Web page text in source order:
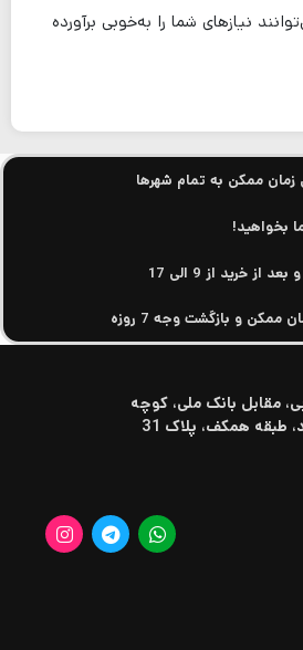
نیازهای شما را به‌خوبی برآورده
زمان ممکن به تمام شهرها
بخواهید!
خرید از 9 الی 17
و بازگشت وجه 7 روزه
مقابل بانک ملی، کوچه
طبقه همکف، پلاک 31